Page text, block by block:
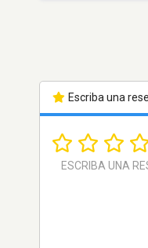
Escriba una